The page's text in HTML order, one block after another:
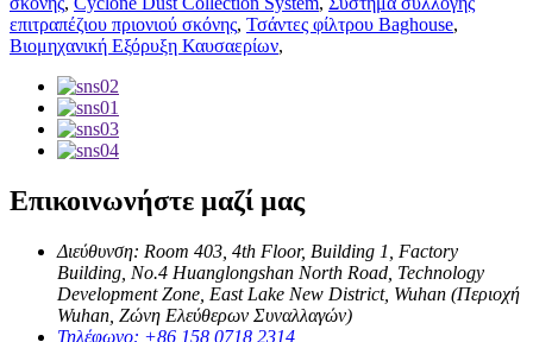
επιτραπέζιου πριονιού σκόνης, Τσάντες φίλτρου Baghouse,
Βιομηχανική Εξόρυξη Καυσαερίων,
Επικοινωνήστε μαζί μας
Διεύθυνση: Room 403, 4th Floor, Building 1, Factory
Building, No.4 Huanglongshan North Road, Technology
Development Zone, East Lake New District, Wuhan (Περιοχή
Wuhan, Ζώνη Ελεύθερων Συναλλαγών)
Τηλέφωνο: +86 158 0718 2314